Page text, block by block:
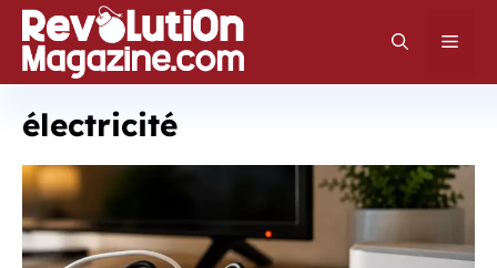
Aller
au
contenu
électricité